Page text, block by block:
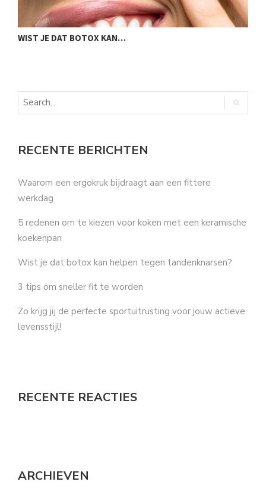
WIST JE DAT BOTOX KAN…
RECENTE BERICHTEN
Waarom een ergokruk bijdraagt aan een fittere
werkdag
5 redenen om te kiezen voor koken met een keramische
koekenpan
Wist je dat botox kan helpen tegen tandenknarsen?
3 tips om sneller fit te worden
Zo krijg jij de perfecte sportuitrusting voor jouw actieve
levensstijl!
RECENTE REACTIES
ARCHIEVEN